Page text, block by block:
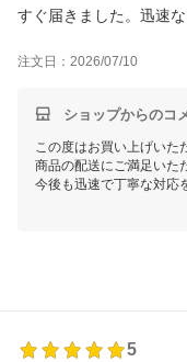
すぐ届きました。迅速
注文日：2026/07/10
ショップからのコ
この度はお買い上げいた
商品の配送にご満足いた
今後も迅速で丁寧な対応
5